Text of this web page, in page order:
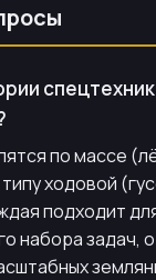
по массе
ходовой
подходит
набора задач,